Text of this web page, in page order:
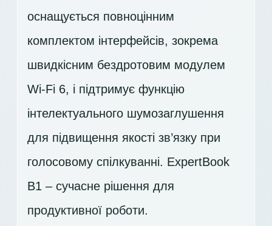
оснащується повноцінним
комплектом інтерфейсів, зокрема
швидкісним бездротовим модулем
Wi-Fi 6, і підтримує функцію
інтелектуального шумозаглушення
для підвищення якості зв’язку при
голосовому спілкуванні. ExpertBook
B1 – сучасне рішення для
продуктивної роботи.